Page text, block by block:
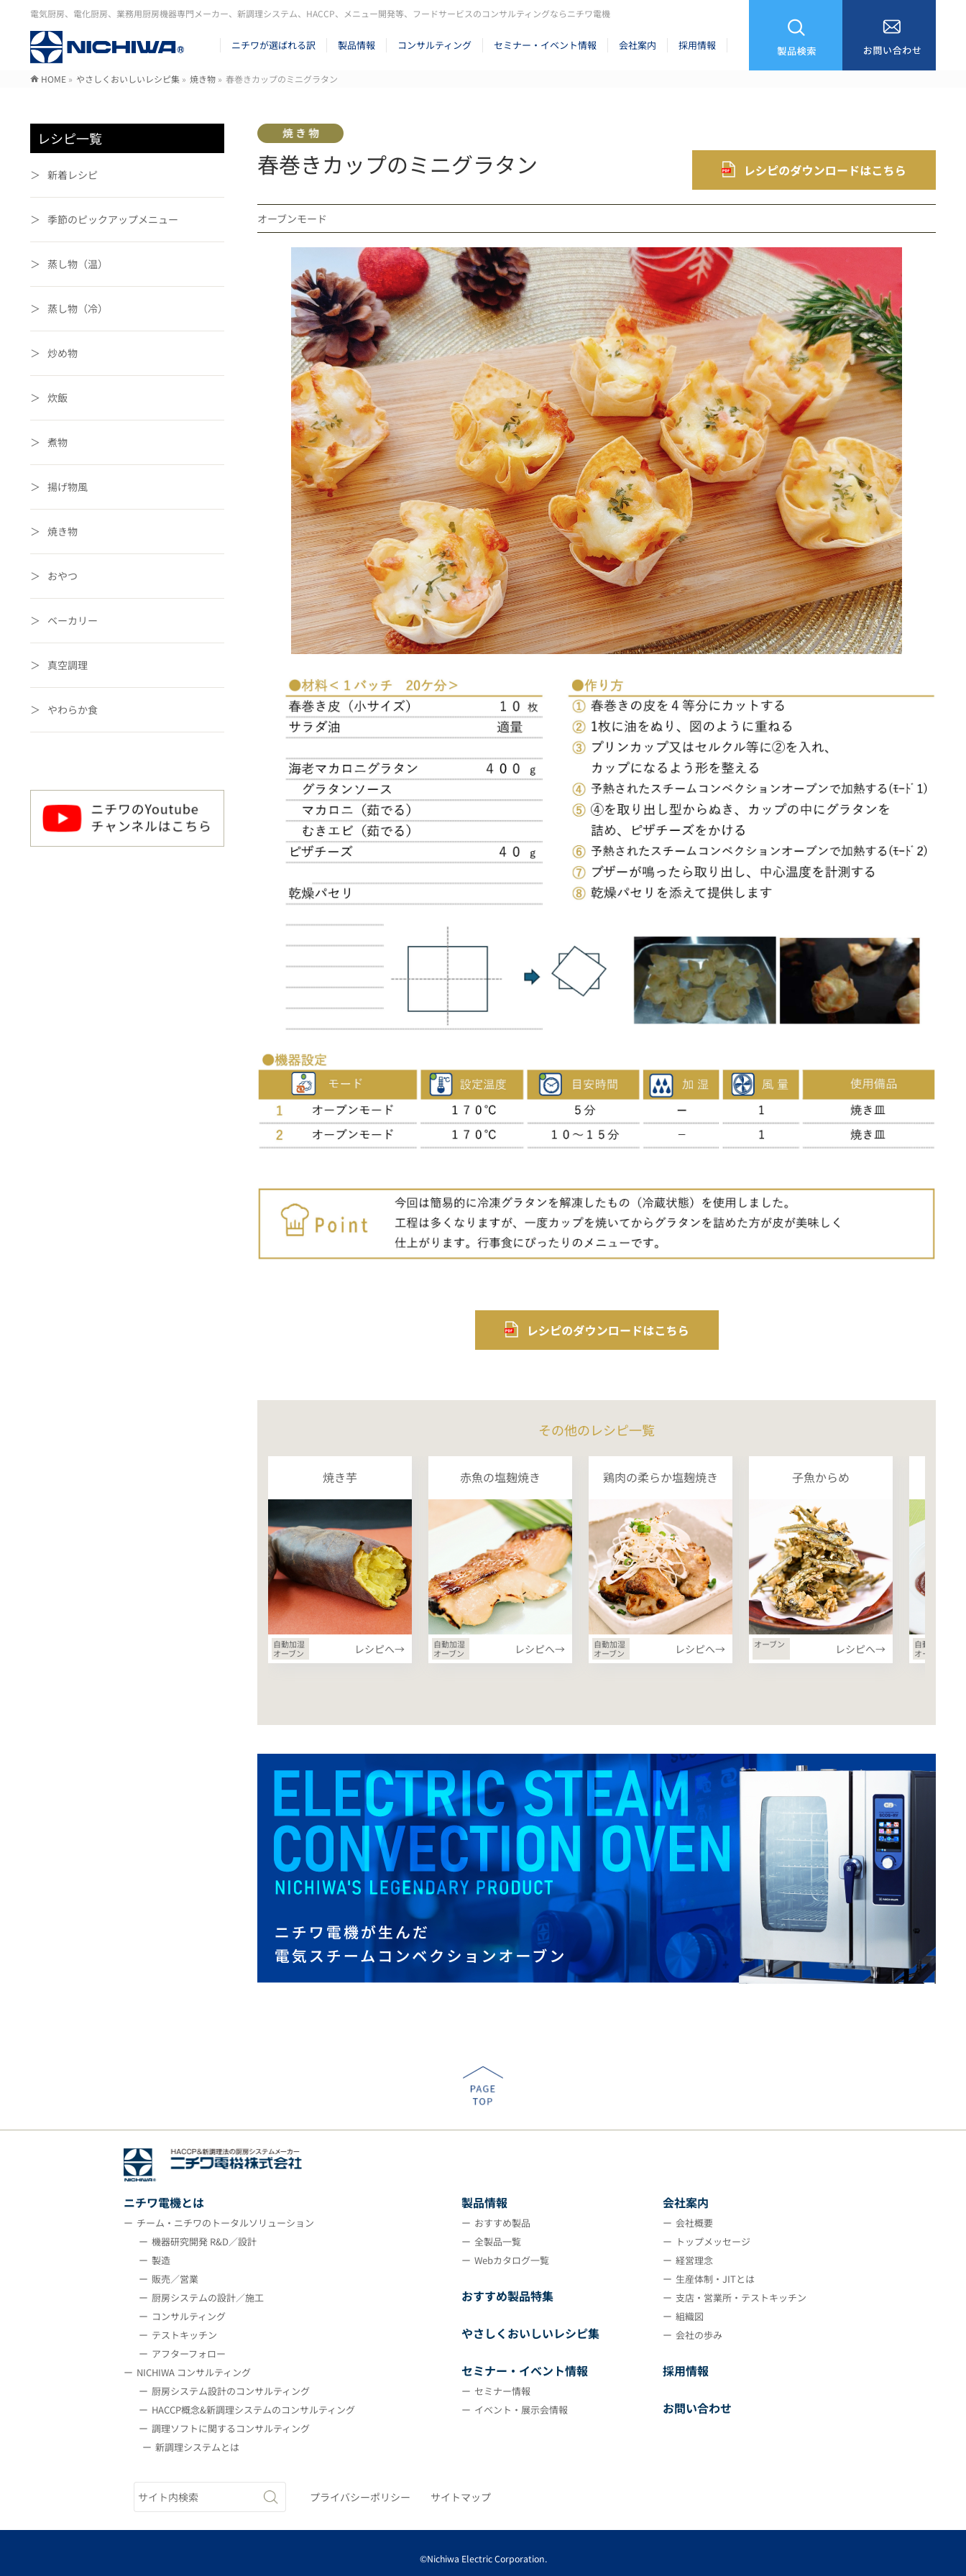
電気厨房、電化厨房、業務用厨房機器専門メーカー、新調理システム、HACCP、メニュー開発等、フードサービスのコンサルティングならニチワ電機
ニチワが選ばれる訳 製品情報 コンサルティング セミナー・イベント情報 会社案内 採用情報
HOME » やさしくおいしいレシピ集 » 焼き物 » 春巻きカップのミニグラタン
春巻きカップのミニグラタン
オーブンモード
その他のレシピ一覧
焼き芋
自動加湿
オーブン
レシピへ→
赤魚の塩麹焼き
自動加湿
オーブン
レシピへ→
鶏肉の柔らか塩麹焼き
自動加湿
オーブン
レシピへ→
子魚からめ
オーブン レシピへ→
自動加湿
オーブン
レシピ一覧
新着レシピ
季節のピックアップメニュー
蒸し物（温）
蒸し物（冷）
炒め物
炊飯
煮物
揚げ物風
焼き物
おやつ
ベーカリー
真空調理
やわらか食
ニチワ電機とは
チーム・ニチワのトータルソリューション
機器研究開発 R&D／設計
製造
販売／営業
厨房システムの設計／施工
コンサルティング
テストキッチン
アフターフォロー
NICHIWA コンサルティング
厨房システム設計のコンサルティング
HACCP概念&新調理システムのコンサルティング
調理ソフトに関するコンサルティング
新調理システムとは
製品情報
おすすめ製品
全製品一覧
Webカタログ一覧
おすすめ製品特集
やさしくおいしいレシピ集
セミナー・イベント情報
セミナー情報
イベント・展示会情報
会社案内
会社概要
トップメッセージ
経営理念
生産体制・JITとは
支店・営業所・テストキッチン
組織図
会社の歩み
採用情報
お問い合わせ
プライバシーポリシー サイトマップ
©Nichiwa Electric Corporation.